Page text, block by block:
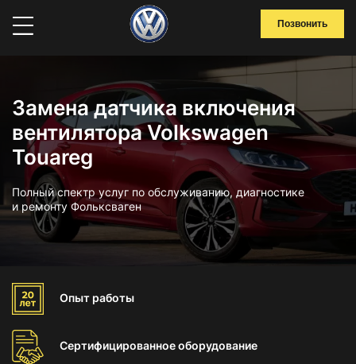
Позвонить
Замена датчика включения
вентилятора Volkswagen
Touareg
Полный спектр услуг по обслуживанию, диагностике
и ремонту Фольксваген
Опыт работы
Сертифицированноеоборудование